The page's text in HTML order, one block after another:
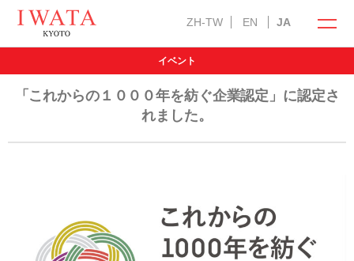
イワタの商品 オンラインショップ
イワタ製品の特徴
イベント
「これからの１０００年を紡ぐ企業認定」に認定さ
れました。
ZH-TW EN JA